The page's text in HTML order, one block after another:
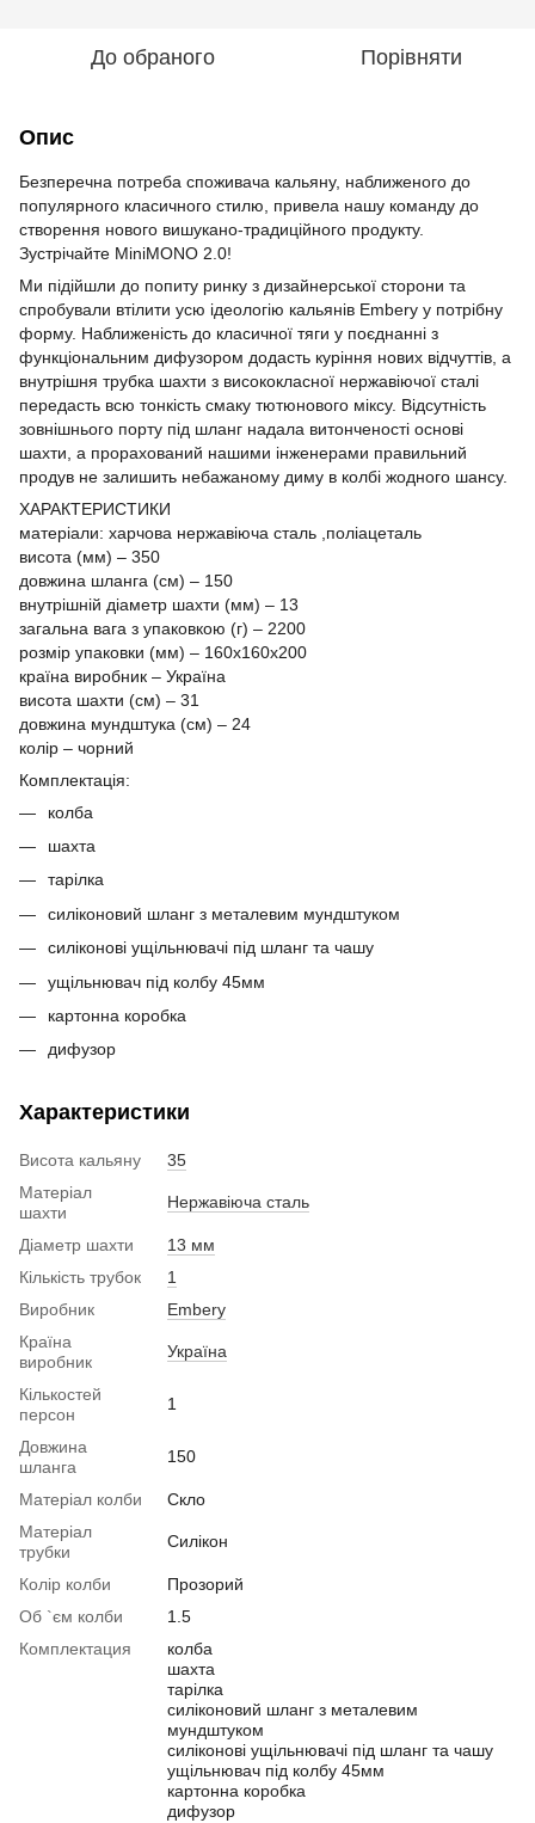
До обраного Порівняти
Опис
Безперечна потреба споживача кальяну, наближеного до
популярного класичного стилю, привела нашу команду до
створення нового вишукано-традиційного продукту.
Зустрічайте MiniMONO 2.0!
Ми підійшли до попиту ринку з дизайнерської сторони та
спробували втілити усю ідеологію кальянів Embery у потрібну
форму. Наближеність до класичної тяги у поєднанні з
функціональним дифузором додасть куріння нових відчуттів, а
внутрішня трубка шахти з висококласної нержавіючої сталі
передасть всю тонкість смаку тютюнового міксу. Відсутність
зовнішнього порту під шланг надала витонченості основі
шахти, а прорахований нашими інженерами правильний
продув не залишить небажаному диму в колбі жодного шансу.
ХАРАКТЕРИСТИКИ
матеріали: харчова нержавіюча сталь ,поліацеталь
висота (мм) – 350
довжина шланга (см) – 150
внутрішній діаметр шахти (мм) – 13
загальна вага з упаковкою (г) – 2200
розмір упаковки (мм) – 160x160x200
країна виробник – Україна
висота шахти (см) – 31
довжина мундштука (см) – 24
колір – чорний
Комплектація:
колба
шахта
тарілка
силіконовий шланг з металевим мундштуком
силіконові ущільнювачі під шланг та чашу
ущільнювач під колбу 45мм
картонна коробка
дифузор
Характеристики
Висота кальяну
35
Матеріал
шахти
Нержавіюча сталь
Діаметр шахти
13 мм
Кількість трубок
1
Виробник
Embery
Країна
виробник
Україна
Кількостей
персон
1
Довжина
шланга
150
Матеріал колби
Скло
Матеріал
трубки
Силікон
Колір колби
Прозорий
Об `єм колби
1.5
Комплектация
колба
шахта
тарілка
силіконовий шланг з металевим
мундштуком
силіконові ущільнювачі під шланг та чашу
ущільнювач під колбу 45мм
картонна коробка
дифузор